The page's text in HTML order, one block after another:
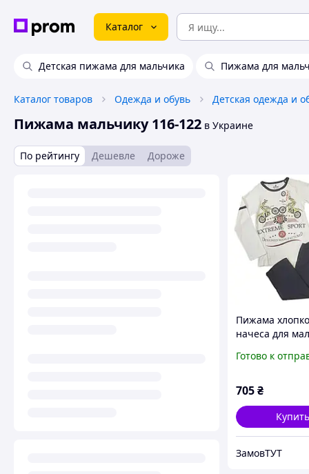
Каталог
Детская пижама для мальчика Пижама для
Каталог товаров Одежда и обувь Детская одежда и
Пижама мальчику 116-122 в Украине
По рейтингу Дешевле Дороже
Пижама
начеса для
(6-7 лет), рост
Готово к
705₴
ЗамовТУТ